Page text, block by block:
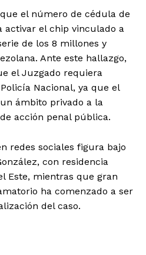
el número de cédula de
activar el chip vinculado a
de los 8 millones y
Ante este hallazgo,
el Juzgado requiera
Nacional, ya que el
ámbito privado a la
acción penal pública.
redes sociales figura bajo
con residencia
Este, mientras que gran
ha comenzado a ser
del caso.